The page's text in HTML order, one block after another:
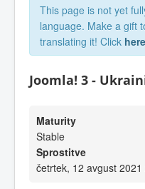
This page is not yet
language. Make a gift
translating it! Click here
Joomla! 3 -
Maturity
Stable
Sprostitve
četrtek, 12 avgust 2021